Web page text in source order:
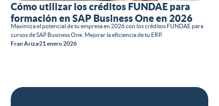
Cómo utilizar los créditos FUNDAE para
formación en SAP Business One en 2026
Maximiza el potencial de tu empresa en 2026 con los créditos FUNDAE para
cursos de SAP Business One. Mejorar la eficiencia de tu ERP.
Fran Ariza21 enero 2026